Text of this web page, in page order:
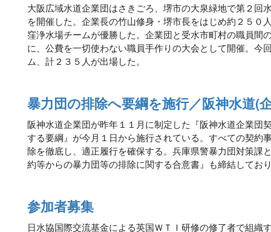
大阪広域水道企業団はさきごろ、堺市の大泉緑地で第２回
を開催した。企業長の竹山修身・堺市長をはじめ約２５０
窪浄水場チームが優勝した。企業団と受水市町村の職員間
に、公費を一切使わない職員手作りの大会として開催。今
ム、計２３５人が出場した。
暴力団の排除へ要綱を施行／阪神水道(
阪神水道企業団が昨年１１月に制定した『阪神水道企業団
する要綱』が今月１日から施行されている。すべての契約
除を徹底し、適正履行を確保する。兵庫県警暴力団対策課
約等からの暴力団等の排除に関する合意書』も締結してお
参加者募集
日水協国際交流基金による英国ＷＴＩ研修の修了者で組織